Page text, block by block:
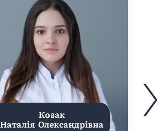
Козак
Наталія Олександрівна